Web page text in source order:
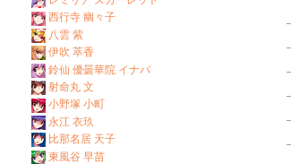
西行寺 幽々子
八雲 紫
伊吹 萃香
鈴仙 優曇華院 イナバ
射命丸 文
小野塚 小町
永江 衣玖
比那名居 天子
東風谷 早苗